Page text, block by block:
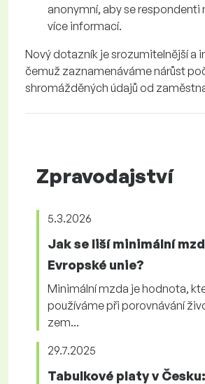
anonymní, aby se respondenti
více informací.
Nový dotazník je srozumitelnější a
čemuž zaznamenáváme nárůst
shromážděných údajů od
Zpravodajství
5.3.2026
Jak se liší minimální
Evropské unie?
Minimální mzda je hodnota,
používáme při porovnávání
zem...
29.7.2025
Tabulkové platy v